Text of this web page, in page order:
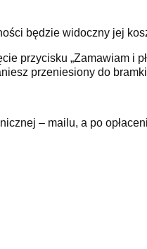
będzie widoczny jej
przycisku „Zamawiam i
przeniesiony do
– mailu, a po